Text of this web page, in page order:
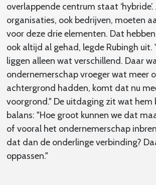
overlappende centrum staat
organisaties, ook bedrijven, moeten
voor deze drie elementen. Dat
ook altijd al gehad, legde Rubingh uit.
liggen alleen wat verschillend. Daar
ondernemerschap vroeger wat meer
achtergrond hadden, komt dat nu
voorgrond." De uitdaging zit wat
balans: "Hoe groot kunnen we dat
of vooral het ondernemerschap
dat dan de onderlinge verbinding?
oppassen."